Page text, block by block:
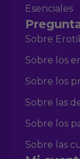
Esenciales
Sobre
Sobre los
Sobre los
Sobre las
Sobre los
Sobre las